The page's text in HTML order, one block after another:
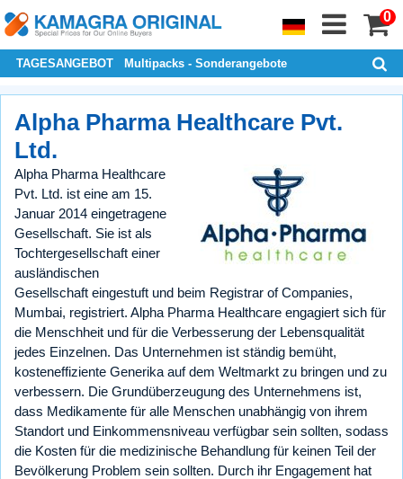
0
TAGESANGEBOT Multipacks - Sonderangebote
Alpha Pharma Healthcare Pvt.
Ltd.
Alpha Pharma Healthcare
Pvt. Ltd. ist eine am 15.
Januar 2014 eingetragene
Gesellschaft. Sie ist als
Tochtergesellschaft einer
ausländischen
Gesellschaft eingestuft und beim Registrar of Companies,
Mumbai, registriert. Alpha Pharma Healthcare engagiert sich für
die Menschheit und für die Verbesserung der Lebensqualität
jedes Einzelnen. Das Unternehmen ist ständig bemüht,
kosteneffiziente Generika auf dem Weltmarkt zu bringen und zu
verbessern. Die Grundüberzeugung des Unternehmens ist,
dass Medikamente für alle Menschen unabhängig von ihrem
Standort und Einkommensniveau verfügbar sein sollten, sodass
die Kosten für die medizinische Behandlung für keinen Teil der
Bevölkerung Problem sein sollten. Durch ihr Engagement hat